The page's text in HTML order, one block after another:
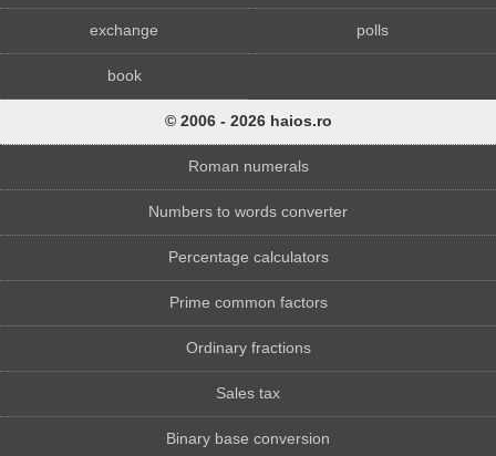
exchange polls
book
© 2006 - 2026 haios.ro
Roman numerals
Numbers to words converter
Percentage calculators
Prime common factors
Ordinary fractions
Sales tax
Binary base conversion